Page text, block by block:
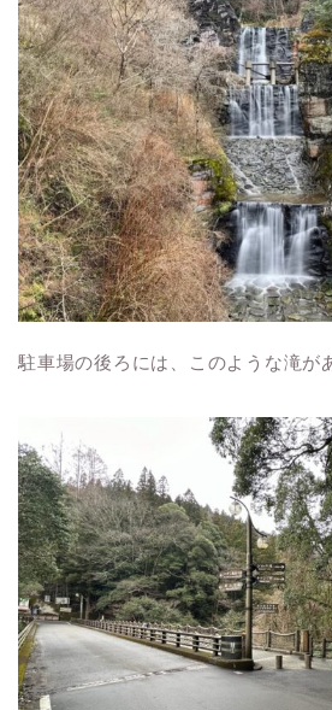
駐車場の後ろには、このような滝が